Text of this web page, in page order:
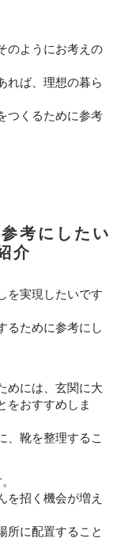
のようにお考えの
れば、理想の暮ら
つくるために参考
介
を実現したいです
るために参考にし
めには、玄関に大
をおすすめしま
、靴を整理するこ
を招く機会が増え
所に配置すること